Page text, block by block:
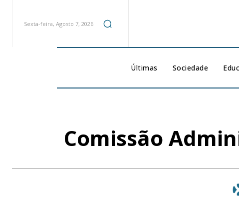
Sexta-feira, Agosto 7, 2026
Últimas Sociedade
Comissão